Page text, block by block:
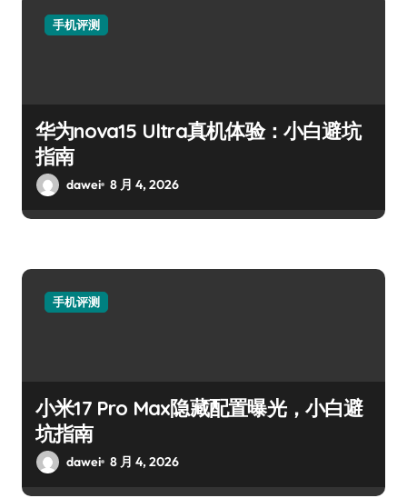
手机评测
华为nova15 Ultra真机体验：小白避坑
指南
dawei 8 月 4, 2026
手机评测
小米17 Pro Max隐藏配置曝光，小白避
坑指南
dawei 8 月 4, 2026